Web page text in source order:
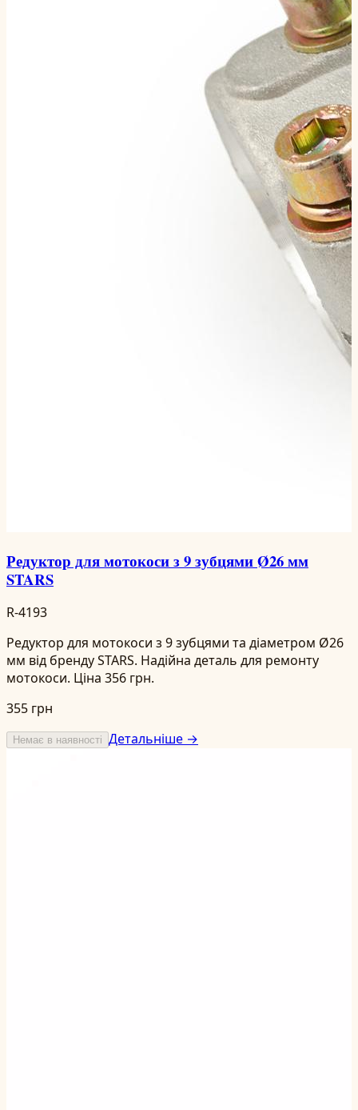
Редуктор для мотокоси з 9 зубцями Ø26 мм
STARS
R-4193
Редуктор для мотокоси з 9 зубцями та діаметром Ø26
мм від бренду STARS. Надійна деталь для ремонту
мотокоси. Ціна 356 грн.
355 грн
Немає в наявності Детальніше →